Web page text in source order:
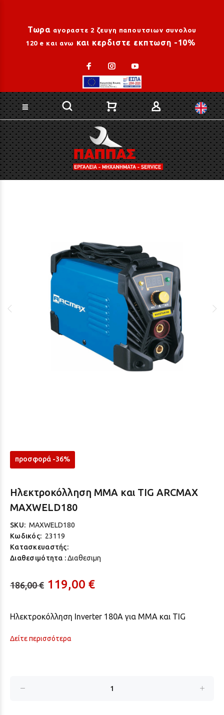
Τωρα αγοραστε 2 ζευγη παπουτσιων συνολου
120 e και ανω και κερδιστε εκπτωση -10%
προσφορά -36%
Ηλεκτροκόλληση MMA και TIG ARCMAX
MAXWELD180
SKU: MAXWELD180
Κωδικός: 23119
Κατασκευαστής:
Διαθεσιμότητα :Διαθεσιμη
186,00 € 119,00 €
Ηλεκτροκόλληση Inverter 180A για MMA και TIG
Δείτε περισσότερα